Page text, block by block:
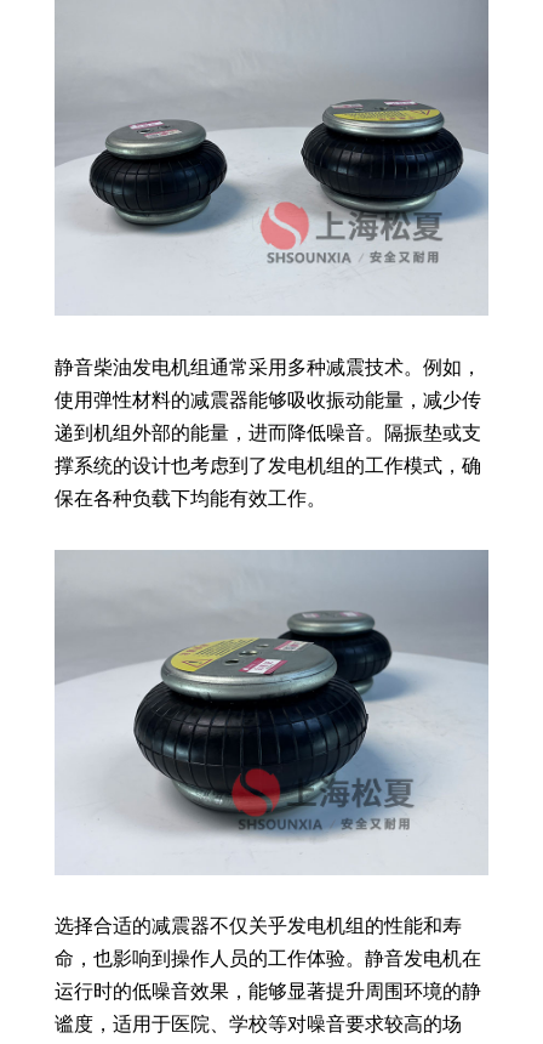
静音柴油发电机组通常采用多种减震技术。例如，
使用弹性材料的减震器能够吸收振动能量，减少传
递到机组外部的能量，进而降低噪音。隔振垫或支
撑系统的设计也考虑到了发电机组的工作模式，确
保在各种负载下均能有效工作。
选择合适的减震器不仅关乎发电机组的性能和寿
命，也影响到操作人员的工作体验。静音发电机在
运行时的低噪音效果，能够显著提升周围环境的静
谧度，适用于医院、学校等对噪音要求较高的场